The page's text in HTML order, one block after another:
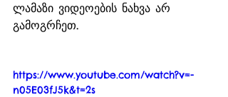
ლამაზი ვიდეოების ნახვა არ
გამოგრჩეთ.
https://www.youtube.com/watch?v=-
n05E03fJ5k&t=2s